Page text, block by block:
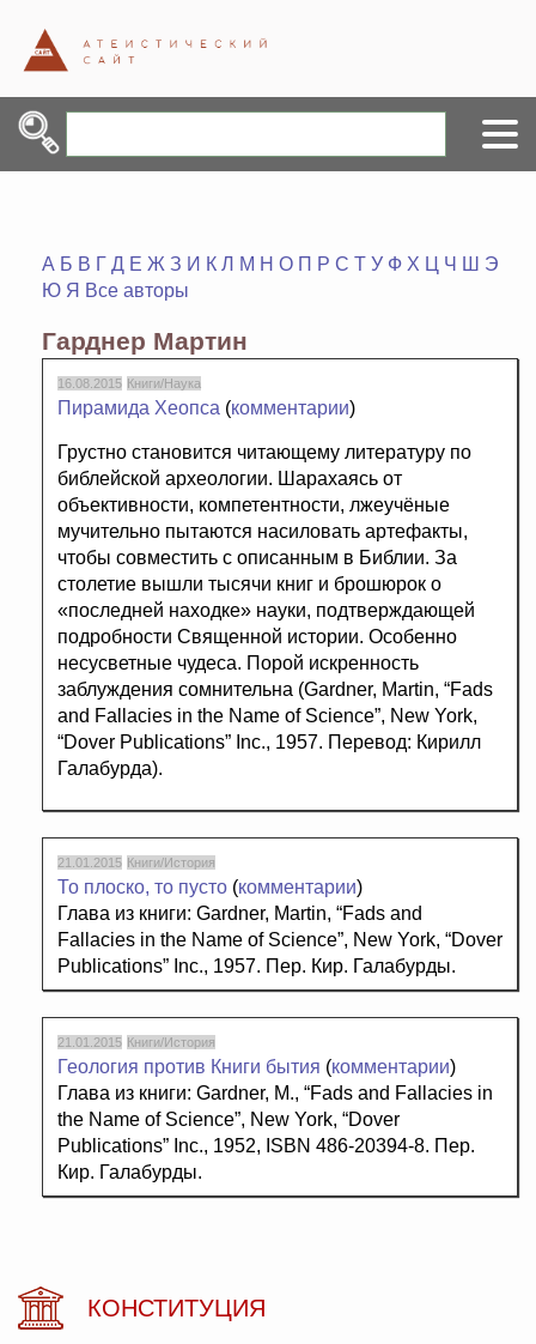
А Б В Г Д Е Ж З И К Л М Н О П Р С Т У Ф Х Ц Ч Ш
Э
Ю Я Все авторы
Гарднер Мартин
16.08.2015 Книги/Наука
Пирамида Хеопса (комментарии)
Грустно становится читающему литературу по
библейской археологии. Шарахаясь от
объективности, компетентности, лжеучёные
мучительно пытаются насиловать артефакты,
чтобы совместить с описанным в Библии. За
столетие вышли тысячи книг и брошюрок о
«последней находке» науки, подтверждающей
подробности Священной истории. Особенно
несусветные чудеса. Порой искренность
заблуждения сомнительна (Gardner, Martin, “Fads
and Fallacies in the Name of Science”, New York,
“Dover Publications” Inc., 1957. Перевод: Кирилл
Галабурда).
21.01.2015 Книги/История
То плоско, то пусто (комментарии)
Глава из книги: Gardner, Martin, “Fads and
Fallacies in the Name of Science”, New York, “Dover
Publications” Inc., 1957. Пер. Кир. Галабурды.
21.01.2015 Книги/История
Геология против Книги бытия (комментарии)
Глава из книги: Gardner, M., “Fads and Fallacies in
the Name of Science”, New York, “Dover
Publications” Inc., 1952, ISBN 486-20394-8. Пер.
Кир. Галабурды.
КОНСТИТУЦИЯ